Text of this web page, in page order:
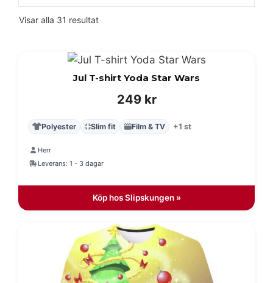
Visar alla 31 resultat
Jul T-shirt Yoda Star Wars
249 kr
Polyester Slim fit Film & TV +1 st
Herr
Leverans: 1 - 3 dagar
Köp hos Slipskungen »